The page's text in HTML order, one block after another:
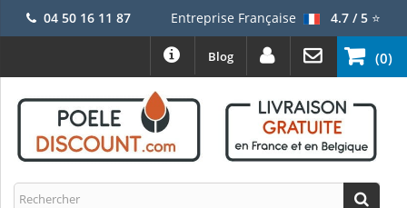
04 50 16 11 87 Entreprise Française 4.7 / 5⭐
(0)
Blog